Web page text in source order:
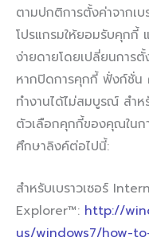
ตามปกติการตั้งค่าจากเบ
โปรแกรมให้ยอมรับคุกกี้
ง่ายดายโดยเปลี่ยนการ
หากปิดการคุกกี้ ฟั่งก์ชั่น
ทำงานได้ไม่สมบูรณ์ สำ
ตัวเลือกคุกกี้ของคุณในก
ศึกษาลิงค์ต่อไปนี้:
สำหรับเบราวเซอร์
Explorer™: http://
us/windows7/how-